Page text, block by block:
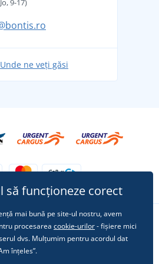
cu bagajul - pregătiți-vă
în rol principal: ținute pentru
9-17)
Unde ne veți găsi
ne pe rețelele sociale
să funcționeze corect
mai bună pe site-ul nostru, avem
procesarea cookie-urilor- fișiere mici
dvs. Mulțumim pentru acordul dat
înțeles”.